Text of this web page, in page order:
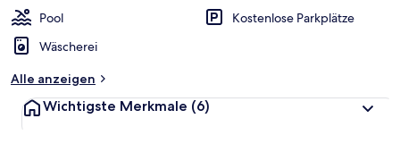
Pool
Kostenlose Parkplätze
Wäscherei
Alle anzeigen
Wichtigste Merkmale (6)